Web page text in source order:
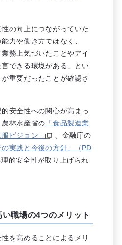
の向上につながっていた
力や働き方ではなく、
業務上気づいたことやアイ
できる環境がある」とい
重要だったことが確認さ
安全性への関心が高まっ
林水産省の 「食品製造業
ビジョン」
、金融庁の
の実践と今後の方針」（PD
的安全性が取り上げられ
職場の4つのメリット
を高めることによるメリ